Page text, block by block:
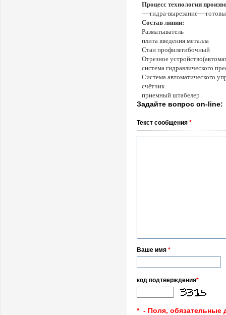
Процесс технологии
----гидра-вырезание----
Состав линии:
Разматыватель
плита введения металла
Стан профилегибочный
Отрезное
система гидравлического
Система автоматического
счётчик
приемный штабелер
Задайте вопрос on-line:
Текст сообщения*
Ваше имя *
код подтверждения*
* - Поля, обязательные